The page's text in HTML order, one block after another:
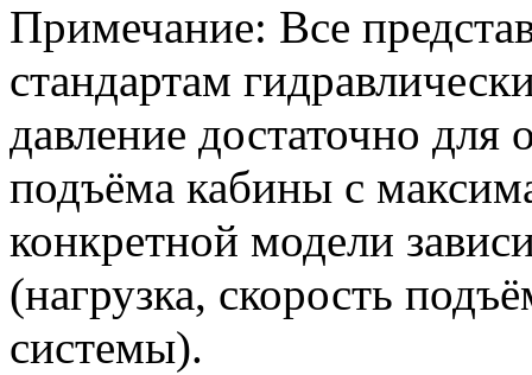
Примечание: Все
стандартам
давление достаточно для
подъёма кабины с
конкретной модели
(нагрузка, скорость
системы).